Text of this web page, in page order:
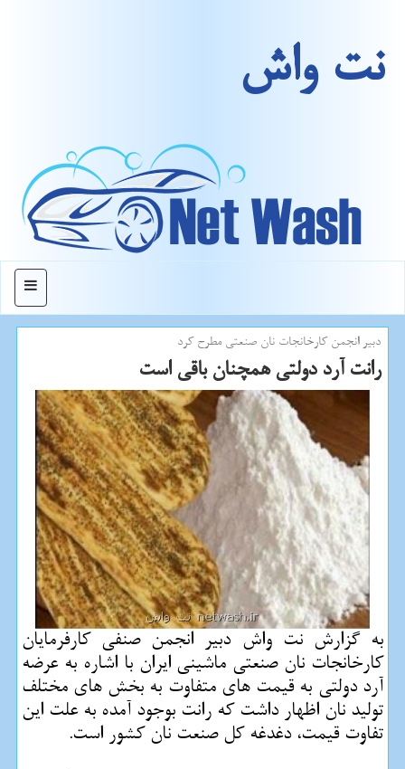
نت واش
منو
دبیر انجمن كارخانجات نان صنعتی مطرح كرد
رانت آرد دولتی همچنان باقی است
به گزارش نت واش دبیر انجمن صنفی كارفرمایان
كارخانجات نان صنعتی ماشینی ایران با اشاره به عرضه
آرد دولتی به قیمت های متفاوت به بخش های مختلف
تولید نان اظهار داشت كه رانت بوجود آمده به علت این
تفاوت قیمت، دغدغه كل صنعت نان كشور است.